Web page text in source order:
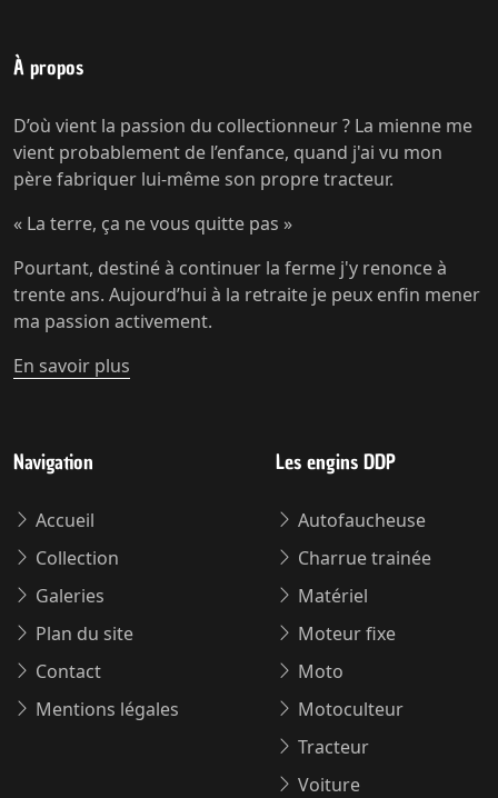
À propos
D’où vient la passion du collectionneur ? La mienne me
vient probablement de l’enfance, quand j'ai vu mon
père fabriquer lui-même son propre tracteur.
« La terre, ça ne vous quitte pas »
Pourtant, destiné à continuer la ferme j'y renonce à
trente ans. Aujourd’hui à la retraite je peux enfin mener
ma passion activement.
En savoir plus
Navigation
Accueil
Collection
Galeries
Plan du site
Contact
Mentions légales
Les engins DDP
Autofaucheuse
Charrue trainée
Matériel
Moteur fixe
Moto
Motoculteur
Tracteur
Voiture